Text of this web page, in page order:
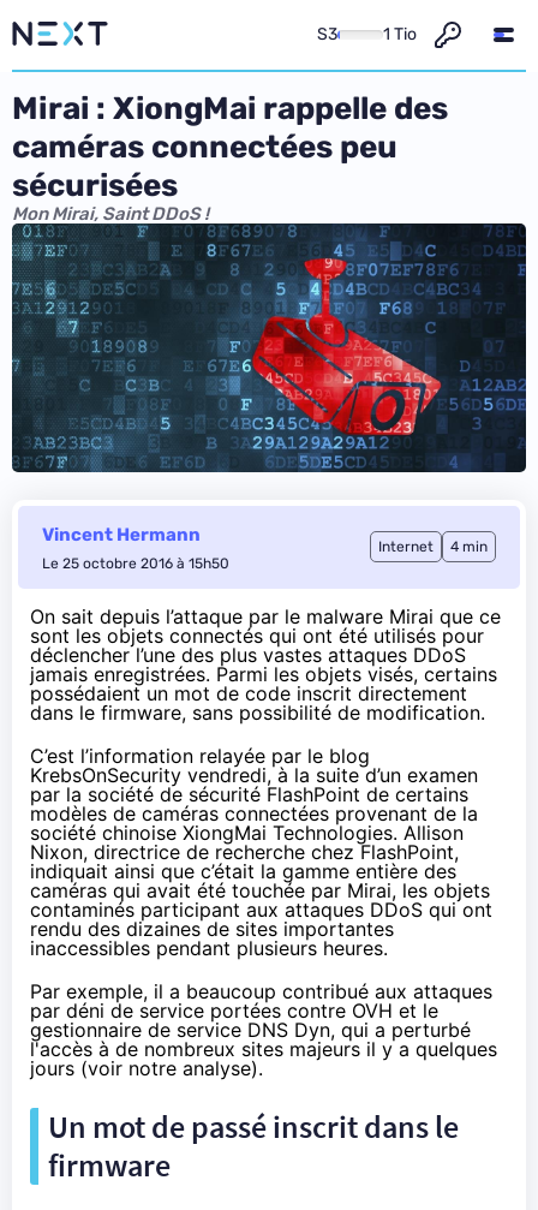
S3 1 Tio
Mirai : XiongMai rappelle des
caméras connectées peu
sécurisées
Mon Mirai, Saint DDoS !
Vincent Hermann
Le 25 octobre 2016 à 15h50
Internet 4 min
On sait depuis l’attaque par le malware Mirai que ce
sont les objets connectés qui ont été utilisés pour
déclencher l’une des plus vastes attaques DDoS
jamais enregistrées. Parmi les objets visés, certains
possédaient un mot de code inscrit directement
dans le firmware, sans possibilité de modification.
C’est l’information relayée par le blog
KrebsOnSecurity vendredi, à la suite d’un examen
par la société de sécurité FlashPoint de certains
modèles de caméras connectées provenant de la
société chinoise XiongMai Technologies. Allison
Nixon, directrice de recherche chez FlashPoint,
indiquait ainsi que c’était la gamme entière des
caméras qui avait été touchée par Mirai, les objets
contaminés participant aux attaques DDoS qui ont
rendu des dizaines de sites importantes
inaccessibles pendant plusieurs heures.
Par exemple, il a beaucoup contribué aux attaques
par déni de service portées contre OVH et le
gestionnaire de service DNS Dyn, qui a perturbé
l'accès à de nombreux sites majeurs il y a quelques
jours (voir notre analyse).
Un mot de passé inscrit dans le
firmware